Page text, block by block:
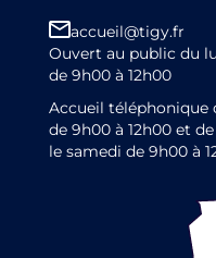
accueil@tigy.fr
Ouvert au public du
de 9h00 à 12h00
Accueil téléphonique
de 9h00 à 12h00 et de
le samedi de 9h00 à